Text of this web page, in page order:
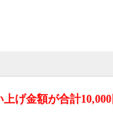
げ金額が合計